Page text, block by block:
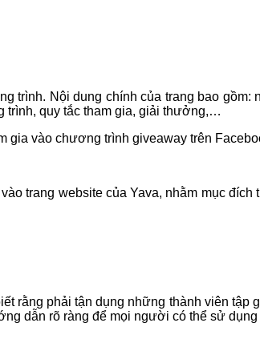
trình. Nội dung chính của trang bao
trình, quy tắc tham gia, giải thưởng,…
vào chương trình giveaway trên
trang website của Yava, nhằm mục
rằng phải tận dụng những thành viên tập
dẫn rõ ràng để mọi người có thể sử